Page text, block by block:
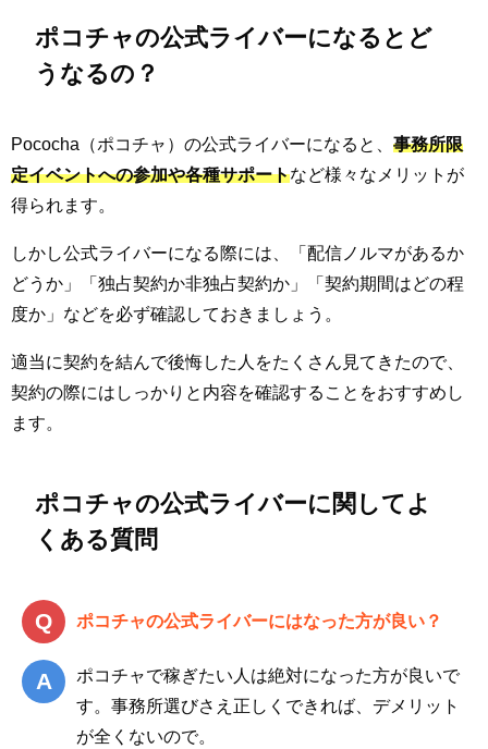
ポコチャの公式ライバーになるとど
うなるの？
Pococha（ポコチャ）の公式ライバーになると、 事務所限
定イベントへの参加や各種サポートなど様々なメリットが
得られます。
しかし公式ライバーになる際には、「配信ノルマがあるか
どうか」「独占契約か非独占契約か」「契約期間はどの程
度か」などを必ず確認しておきましょう。
適当に契約を結んで後悔した人をたくさん見てきたので、
契約の際にはしっかりと内容を確認することをおすすめし
ます。
ポコチャの公式ライバーに関してよ
くある質問
ポコチャの公式ライバーにはなった方が良い？
ポコチャで稼ぎたい人は絶対になった方が良いで
す。事務所選びさえ正しくできれば、デメリット
が全くないので。